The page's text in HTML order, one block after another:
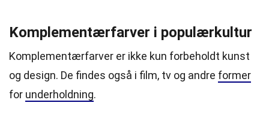
Komplementærfarver i populærkultur
Komplementærfarver er ikke kun forbeholdt kunst
og design. De findes også i film, tv og andre former
for underholdning.